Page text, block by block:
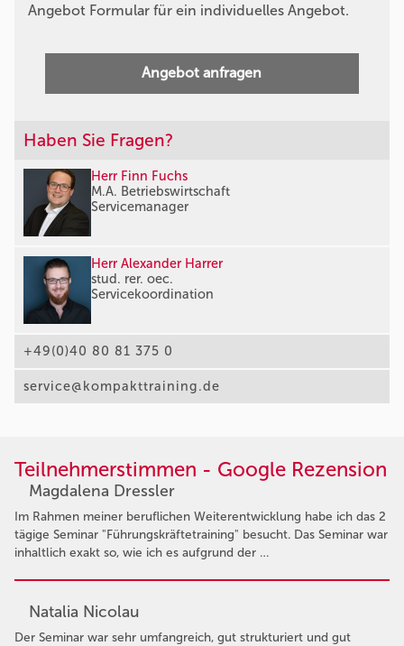
Angebot Formular für ein individuelles Angebot.
Angebot anfragen
Haben Sie Fragen?
Herr Finn Fuchs
M.A. Betriebswirtschaft
Servicemanager
Herr Alexander Harrer
stud. rer. oec.
Servicekoordination
+49(0)40 80 81 375 0
service@kompakttraining.de
Teilnehmerstimmen - Google Rezension
Magdalena Dressler
Im Rahmen meiner beruflichen Weiterentwicklung habe ich das 2
tägige Seminar "Führungskräftetraining" besucht. Das Seminar war
inhaltlich exakt so, wie ich es aufgrund der …
Natalia Nicolau
Der Seminar war sehr umfangreich, gut strukturiert und gut